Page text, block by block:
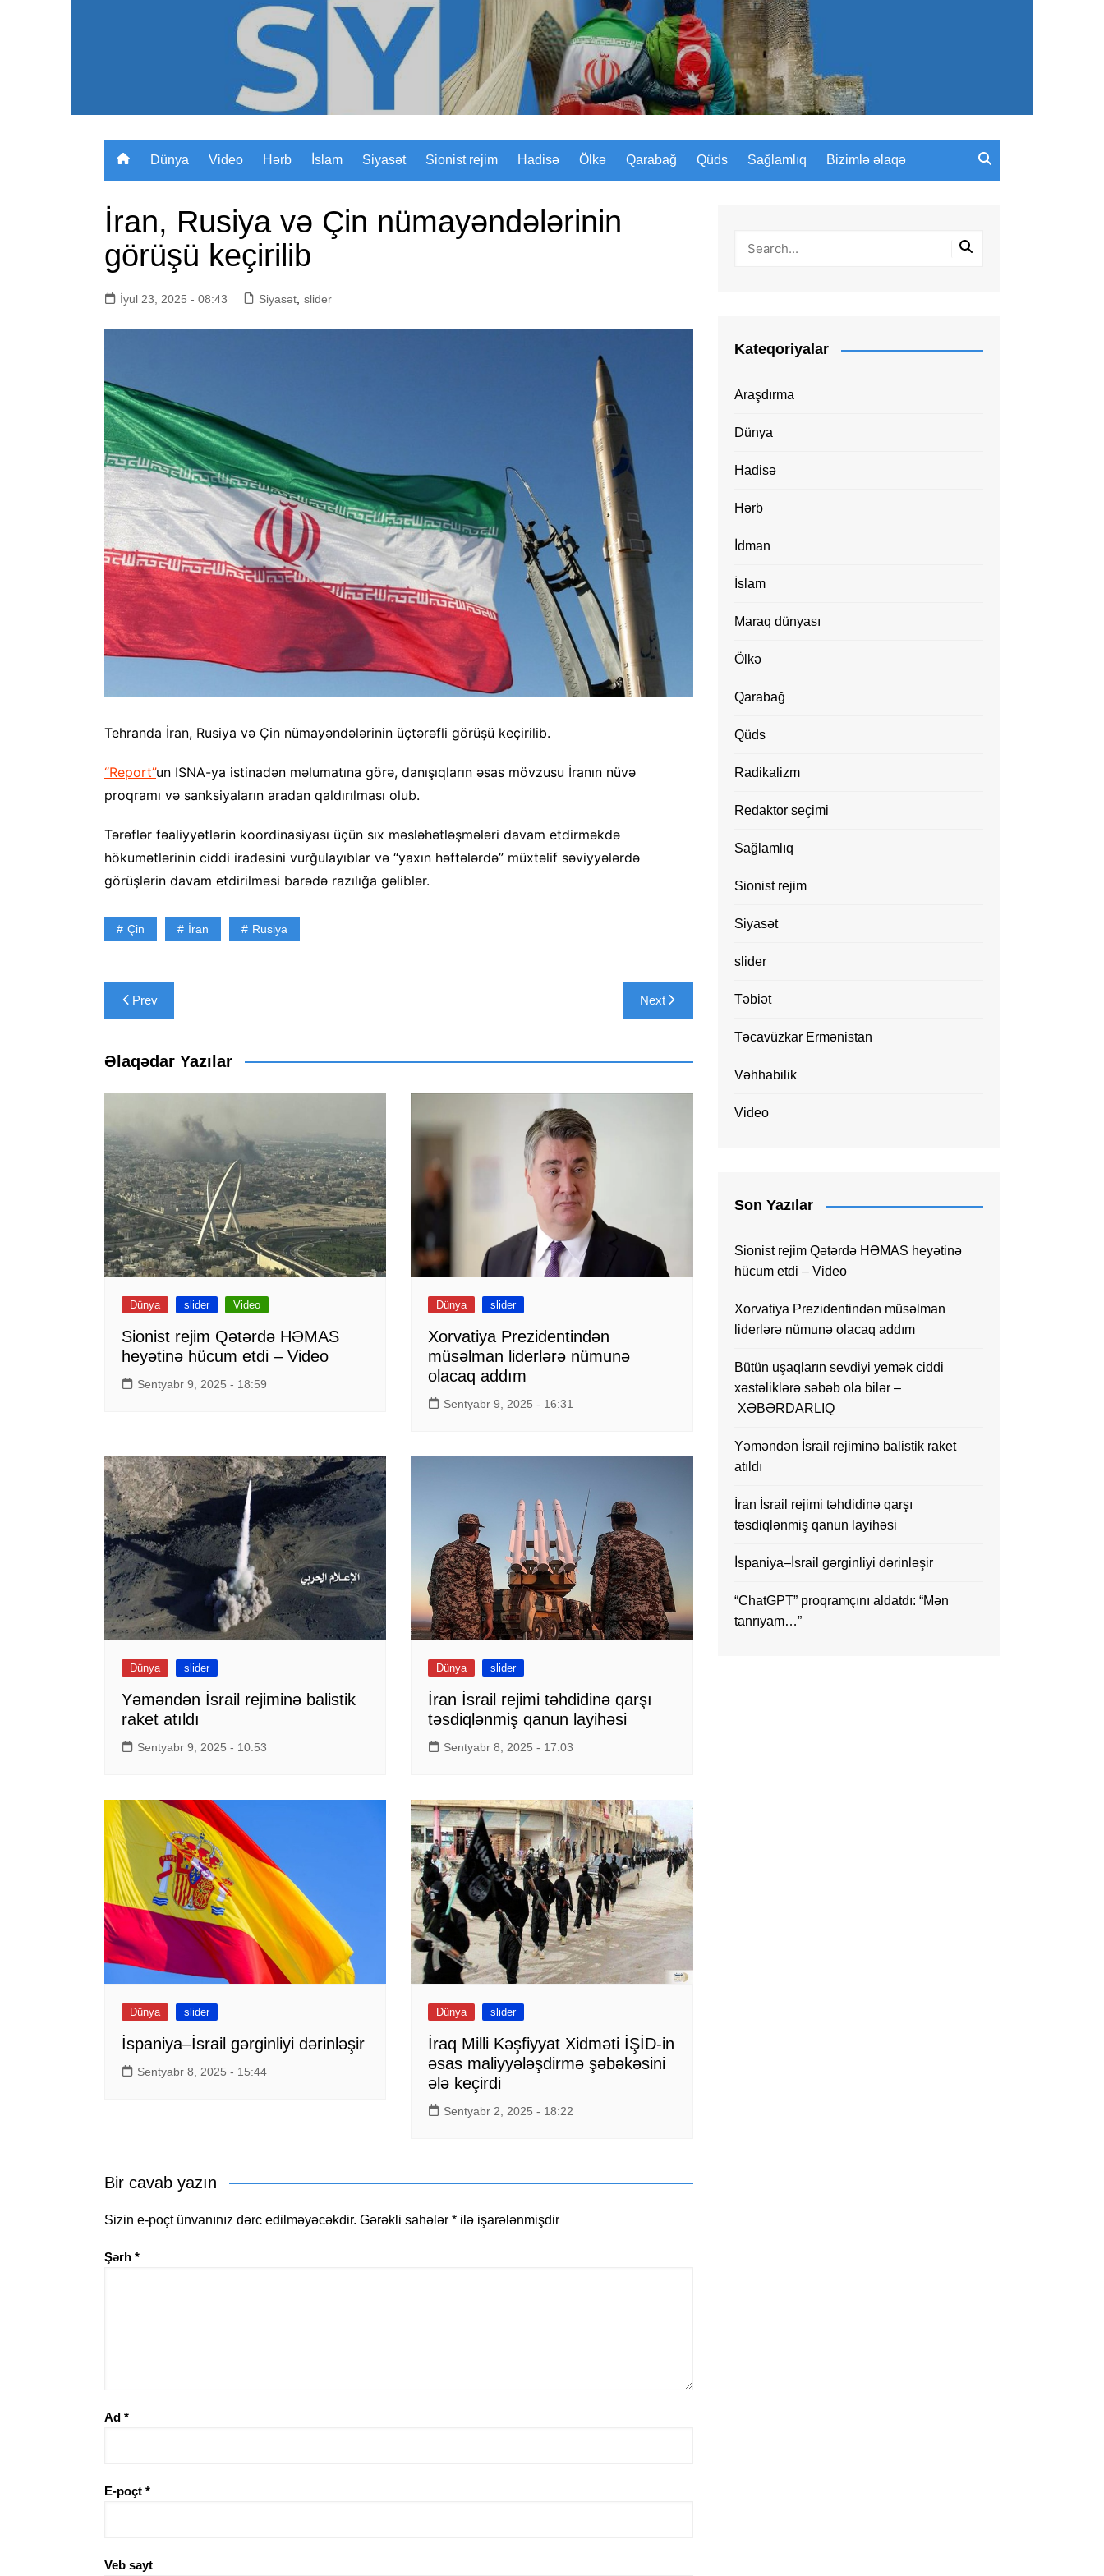
Sizinyol.org
Dünya Video Hərb İslam Siyasət Sionist rejim Hadisə Ölkə Qarabağ Qüds Sağlamlıq Bizimlə əlaqə
İran, Rusiya və Çin nümayəndələrinin
görüşü keçirilib
İyul 23, 2025 - 08:43 Siyasət slider
Tehranda İran, Rusiya və Çin nümayəndələrinin üçtərəfli görüşü keçirilib.
“Report”un ISNA-ya istinadən məlumatına görə, danışıqların əsas mövzusu İranın nüvə
proqramı və sanksiyaların aradan qaldırılması olub.
Tərəflər fəaliyyətlərin koordinasiyası üçün sıx məsləhətləşmələri davam etdirməkdə
hökumətlərinin ciddi iradəsini vurğulayıblar və “yaxın həftələrdə” müxtəlif səviyyələrdə
görüşlərin davam etdirilməsi barədə razılığa gəliblər.
Çin İran Rusiya
Yazı
naviqasiyası
Prev Next
Əlaqədar Yazılar
Dünya slider Video
Sionist rejim Qətərdə HƏMAS
heyətinə hücum etdi – Video
Sentyabr 9, 2025 - 18:59
Dünya slider
Xorvatiya Prezidentindən
müsəlman liderlərə nümunə
olacaq addım
Sentyabr 9, 2025 - 16:31
Dünya slider
Yəməndən İsrail rejiminə balistik
raket atıldı
Sentyabr 9, 2025 - 10:53
Dünya slider
İran İsrail rejimi təhdidinə qarşı
təsdiqlənmiş qanun layihəsi
Sentyabr 8, 2025 - 17:03
Dünya slider
İspaniya–İsrail gərginliyi dərinləşir
Sentyabr 8, 2025 - 15:44
Dünya slider
İraq Milli Kəşfiyyat Xidməti İŞİD-in
əsas maliyyələşdirmə şəbəkəsini
ələ keçirdi
Sentyabr 2, 2025 - 18:22
Bir cavab yazın
Sizin e-poçt ünvanınız dərc edilməyəcəkdir. Gərəkli sahələr * ilə işarələnmişdir
Şərh *
Ad *
E-poçt *
Veb sayt
Kateqoriyalar
Araşdırma
Dünya
Hadisə
Hərb
İdman
İslam
Maraq dünyası
Ölkə
Qarabağ
Qüds
Radikalizm
Redaktor seçimi
Sağlamlıq
Sionist rejim
Siyasət
slider
Təbiət
Təcavüzkar Ermənistan
Vəhhabilik
Video
Son Yazılar
Sionist rejim Qətərdə HƏMAS heyətinə
hücum etdi – Video
Xorvatiya Prezidentindən müsəlman
liderlərə nümunə olacaq addım
Bütün uşaqların sevdiyi yemək ciddi
xəstəliklərə səbəb ola bilər –
XƏBƏRDARLIQ
Yəməndən İsrail rejiminə balistik raket
atıldı
İran İsrail rejimi təhdidinə qarşı
təsdiqlənmiş qanun layihəsi
İspaniya–İsrail gərginliyi dərinləşir
“ChatGPT” proqramçını aldatdı: “Mən
tanrıyam…”